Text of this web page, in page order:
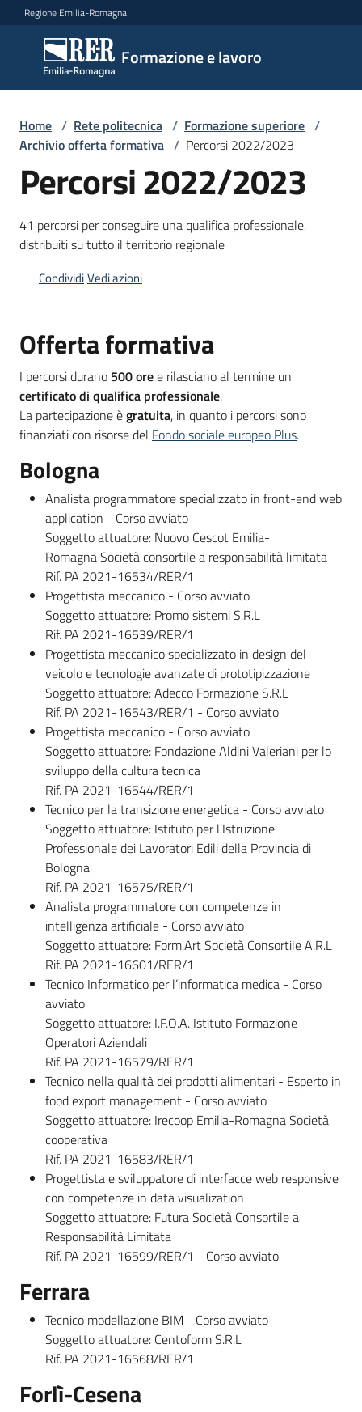
Vai al contenuto
Vai alla navigazione
Vai al footer
Regione Emilia-Romagna
Formazione e lavoro
Formazione
e lavoro
Argomenti
Servizi
Leggi
Atti
Bandi
Piani
Programmi
Progetti
Fondo
sociale
europeo
Seguici
su
Home / Rete politecnica / Formazione superiore /
Archivio offerta formativa / Percorsi 2022/2023
Percorsi 2022/2023
41 percorsi per conseguire una qualifica professionale,
distribuiti su tutto il territorio regionale
CondividiVedi azioni
Offerta formativa
I percorsi durano 500 oree rilasciano al termine un
certificato di qualifica professionale.
La partecipazione ègratuita, in quanto i percorsi sono
finanziati con risorse del Fondo sociale europeo Plus.
Bologna
Analista programmatore specializzato in front-end web
application - Corso avviato
Soggetto attuatore: Nuovo Cescot Emilia-
Romagna Società consortile a responsabilità limitata
Rif. PA 2021-16534/RER/1
Progettista meccanico - Corso avviato
Soggetto attuatore: Promo sistemi S.R.L
Rif. PA 2021-16539/RER/1
Progettista meccanico specializzato in design del
veicolo e tecnologie avanzate di prototipizzazione
Soggetto attuatore: Adecco Formazione S.R.L
Rif. PA 2021-16543/RER/1 - Corso avviato
Progettista meccanico - Corso avviato
Soggetto attuatore: Fondazione Aldini Valeriani per lo
sviluppo della cultura tecnica
Rif. PA 2021-16544/RER/1
Tecnico per la transizione energetica - Corso avviato
Soggetto attuatore: Istituto per l'Istruzione
Professionale dei Lavoratori Edili della Provincia di
Bologna
Rif. PA 2021-16575/RER/1
Analista programmatore con competenze in
intelligenza artificiale - Corso avviato
Soggetto attuatore: Form.Art Società Consortile A.R.L
Rif. PA 2021-16601/RER/1
Tecnico Informatico per l’informatica medica - Corso
avviato
Soggetto attuatore: I.F.O.A. Istituto Formazione
Operatori Aziendali
Rif. PA 2021-16579/RER/1
Tecnico nella qualità dei prodotti alimentari - Esperto in
food export management - Corso avviato
Soggetto attuatore: Irecoop Emilia-Romagna Società
cooperativa
Rif. PA 2021-16583/RER/1
Progettista e sviluppatore di interfacce web responsive
con competenze in data visualization
Soggetto attuatore: Futura Società Consortile a
Responsabilità Limitata
Rif. PA 2021-16599/RER/1 - Corso avviato
Ferrara
Tecnico modellazione BIM - Corso avviato
Soggetto attuatore: Centoform S.R.L
Rif. PA 2021-16568/RER/1
Forlì-Cesena